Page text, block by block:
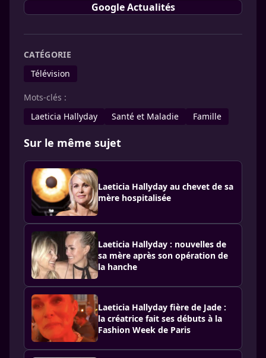
Google Actualités
CATÉGORIE
Télévision
Mots-clés :
Laeticia Hallyday
Santé et Maladie Famille
Sur le même sujet
Laeticia Hallyday au chevet de sa
mère hospitalisée
Laeticia Hallyday : nouvelles de
sa mère après son opération de
la hanche
Laeticia Hallyday fière de Jade :
la créatrice fait ses débuts à la
Fashion Week de Paris